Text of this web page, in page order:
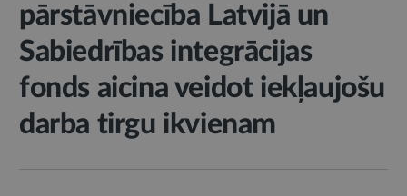
pārstāvniecība Latvijā un
Sabiedrības integrācijas
fonds aicina veidot iekļaujošu
darba tirgu ikvienam